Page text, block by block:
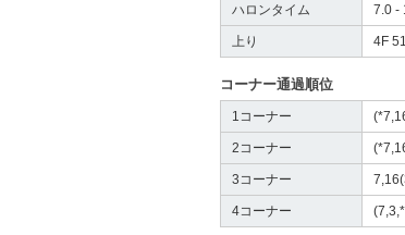
ハロンタイム 7.0 -
上り 4F
コーナー通過順位
1コーナー
2コーナー
3コーナー
4コーナー